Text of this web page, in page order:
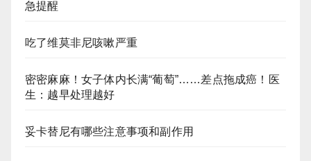
急提醒
吃了维莫非尼咳嗽严重
密密麻麻！女子体内长满“葡萄”……差点拖成癌！医
生：越早处理越好
妥卡替尼有哪些注意事项和副作用